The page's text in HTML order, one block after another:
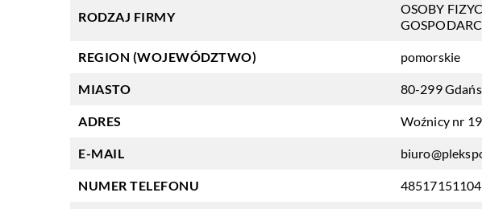
RODZAJ FIRMY
OSOBY
REGION (WOJEWÓDZTWO) pomorskie
MIASTO 80-299
ADRES Woźnicy nr 19
E-MAIL
NUMER TELEFONU 48517151104